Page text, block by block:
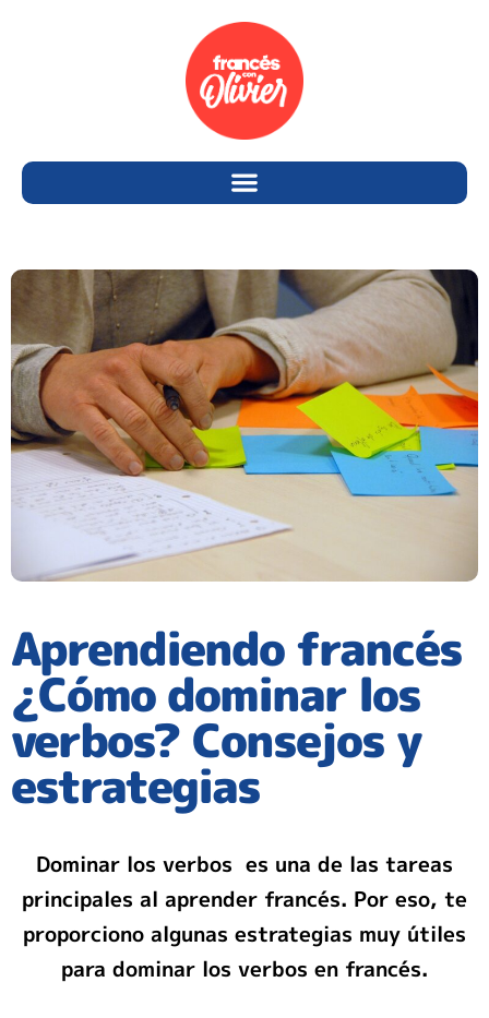
Aprendiendo francés
¿Cómo dominar los
verbos? Consejos y
estrategias
Dominar los verbos es una de las tareas
principales al aprender francés. Por eso, te
proporciono algunas estrategias muy útiles
para dominar los verbos en francés.